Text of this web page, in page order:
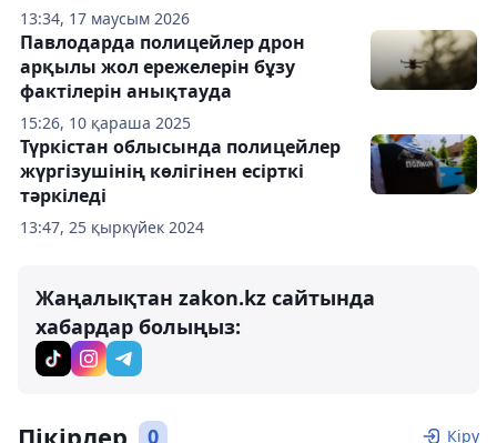
13:34, 17 маусым 2026
15:26, 10 қараша 2025
Павлодарда полицейлер дрон
арқылы жол ережелерін бұзу
фактілерін анықтауда
13:47, 25 қыркүйек 2024
Түркістан облысында полицейлер
жүргізушінің көлігінен есірткі
тәркіледі
Жаңалықтан zakon.kz сайтында
хабардар болыңыз:
Пікірлер 0 Кіру